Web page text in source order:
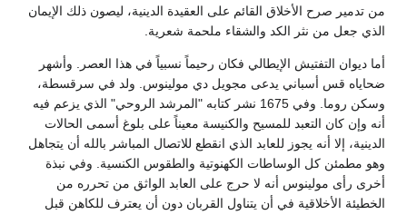
من تدمير صرح الأخلاق القائم على العقيدة الدينية، ليصون ذلك الإيمان
الذي جعل من نثر الكد والشقاء ملحمة شعرية.
أما ديوان التفتيش الإيطالي فكان رحيماً نسبياً في هذا العصر. وأشهر
ضحاياه قس أسباني يدعى مجويل دي مولينوس. ولد في سرقسطة،
وسكن روما. وفي 1675 نشر كتابه "المرشد الروحي" الذي يزعم فيه
أنه وإن كان التعبد للمسيح والكنيسة معيناً على بلوغ أسمى الحالات
الدينية، إلا أنه يجوز للعابد الذي انقطع للاتصال المباشر بالله أن يتجاهل
وهو مطمئن كل الوساطات الكهنوتية والطقوس الكنسية. وفي نبذة
أخرى رأى مولينوس أنه لا حرج على العابد الواثق من تحرره من
الخطيئة الأخلاقية في أن يتناول القربان دون أن يعترف للكاهن قبل